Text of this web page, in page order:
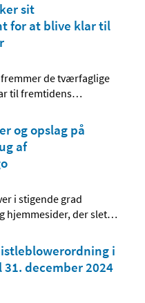
sit
for at blive klar til
fremmer de tværfaglige
til fremtidens…
og opslag på
af
i stigende grad
hjemmesider, der slet…
i
december 2024